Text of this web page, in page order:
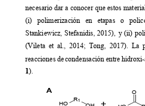
necesario dar a conocer que estos
(i) polimerización en etapas o
Stankiewicz, Stefanidis, 2015), y (ii) pol
(Vileta  et al.,  2014; Tong,  2017). La
reacciones de condensación entre hidroxi
1).
O
A
R1
O
H